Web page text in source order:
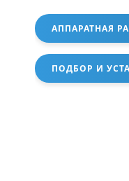
АППАРАТНАЯ
ПОДБОР И